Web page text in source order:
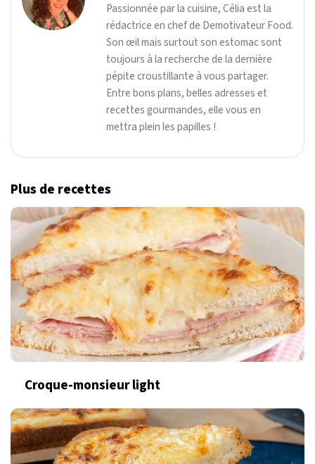
Passionnée par la cuisine, Célia est la
rédactrice en chef de Demotivateur Food.
Son œil mais surtout son estomac sont
toujours à la recherche de la dernière
pépite croustillante à vous partager.
Entre bons plans, belles adresses et
recettes gourmandes, elle vous en
mettra plein les papilles !
Plus de recettes
Croque-monsieur light